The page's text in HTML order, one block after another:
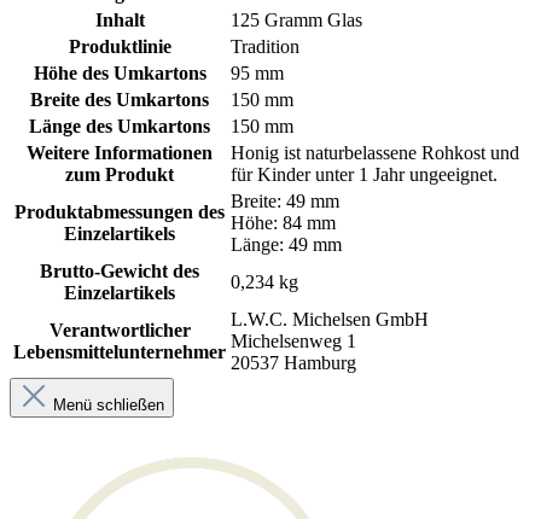
Inhalt
125 Gramm Glas
Produktlinie
Tradition
Höhe des Umkartons
95 mm
Breite des Umkartons
150 mm
Länge des Umkartons
150 mm
Weitere Informationen
zum Produkt
Honig ist naturbelassene Rohkost und
für Kinder unter 1 Jahr ungeeignet.
Produktabmessungen des
Einzelartikels
Breite: 49 mm
Höhe: 84 mm
Länge: 49 mm
Brutto-Gewicht des
Einzelartikels
0,234 kg
Verantwortlicher
Lebensmittelunternehmer
L.W.C. Michelsen GmbH
Michelsenweg 1
20537 Hamburg
Menü schließen